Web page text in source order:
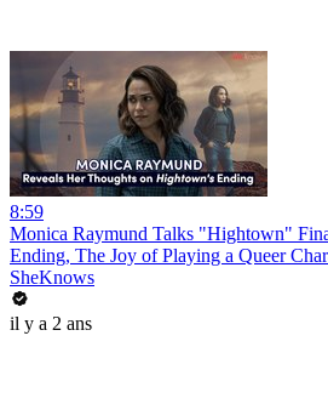
8:59
Monica Raymund Talks "Hightown"
Ending, The Joy of Playing a Queer
SheKnows
il y a 2 ans